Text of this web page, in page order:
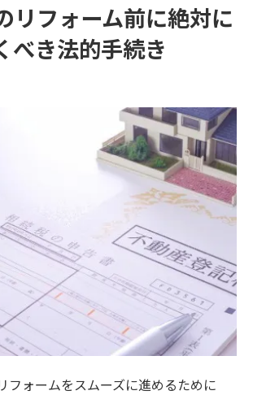
請
るリフォーム補助金と近隣自治体
較
類作成で失敗しないためのスケジュ
ーム補助金と中古物件助成金を併用
するコツ
ーム費用負担で発生する贈与税リ
と支払者が異なることで発生する
仕組み
発生させないための資金計画と具
避術
リフォーム前に絶対に
べき法的手続き
フォームをスムーズに進めるために